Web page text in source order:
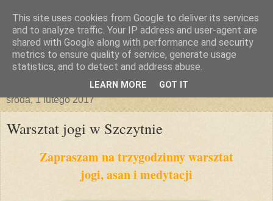
środa, 1 lutego 2017
Warsztat jogi w Szczytnie
Zapraszam na trzygodzinny warsztat
jogi, asan i medytacji
This site uses cookies from Google to deliver its services
and to analyze traffic. Your IP address and user-agent are
shared with Google along with performance and security
metrics to ensure quality of service, generate usage
statistics, and to detect and address abuse.
LEARN MORE GOT IT